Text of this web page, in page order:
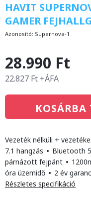
HAVIT
GAMER
Azonosító: Supernova-1
28.990 Ft
22.827 Ft +ÁFA
KOSÁRBA
Vezeték nélküli +
7.1 hangzás • Bluetooth
párnázott fejpánt •
óra üzemidő • 2 év
Részletes specifikáció